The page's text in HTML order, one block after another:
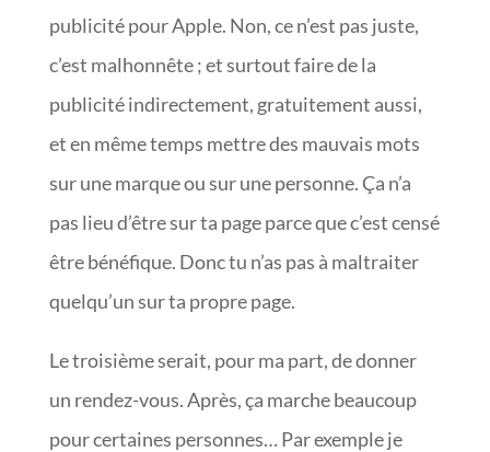
publicité pour Apple. Non, ce n’est pas juste,
c’est malhonnête ; et surtout faire de la
publicité indirectement, gratuitement aussi,
et en même temps mettre des mauvais mots
sur une marque ou sur une personne. Ça n’a
pas lieu d’être sur ta page parce que c’est censé
être bénéfique. Donc tu n’as pas à maltraiter
quelqu’un sur ta propre page.
Le troisième serait, pour ma part, de donner
un rendez-vous. Après, ça marche beaucoup
pour certaines personnes… Par exemple je